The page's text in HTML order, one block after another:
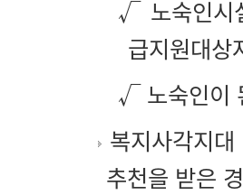
√ 노숙인시
급지원대상
√ 노숙인이
복지사각지
추천을 받은